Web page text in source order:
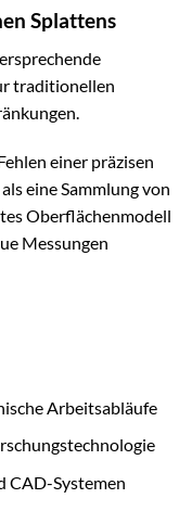
Splattens
traditionellen
einer präzisen
eine Sammlung von
Oberflächenmodell
Messungen
Arbeitsabläufe
CAD-Systemen